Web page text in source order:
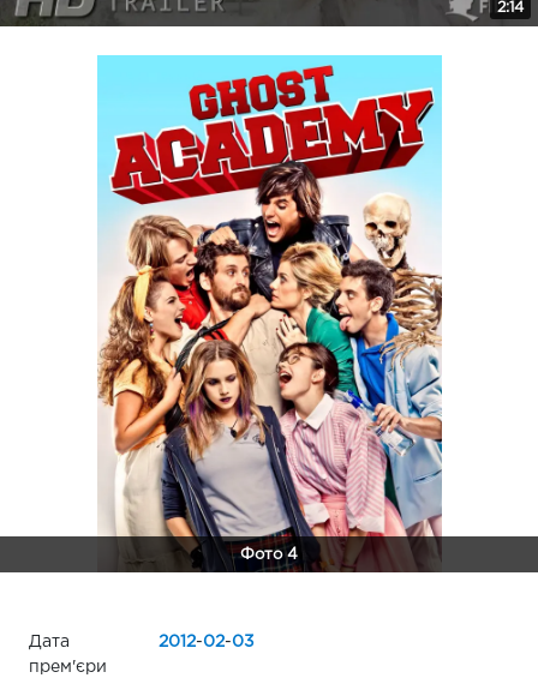
2:14
Фото 4
Дата
прем'єри
2012-02-03